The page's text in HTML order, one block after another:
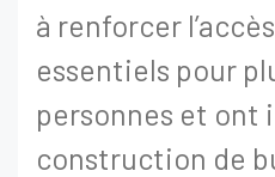
à renforcer
essentiels pour
personnes et ont
construction de